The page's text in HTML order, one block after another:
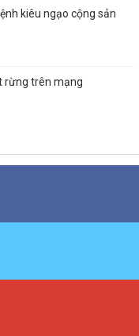
kiêu ngạo cộng sản
rừng trên mạng